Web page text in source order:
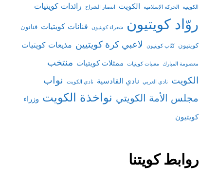
الكويتية الحركة الإسلامية الكويت انتصار الشراح رائدات كويتيات
روّاد كويتيون شعراء كويتيون فنانات كويتيات فنانون
كويتيون كتّاب كويتيون لاعبي كرة كويتيين مذيعات كويتيات
معصومة المبارك مغنيات كويتيات ممثلات كويتيات منتخب
الكويت
نادي العربي نادي القادسية نادي الكويت
نواب
مجلس الأمة الكويتي نواخذة الكويت وزراء
كويتيون
روابط كويتنا